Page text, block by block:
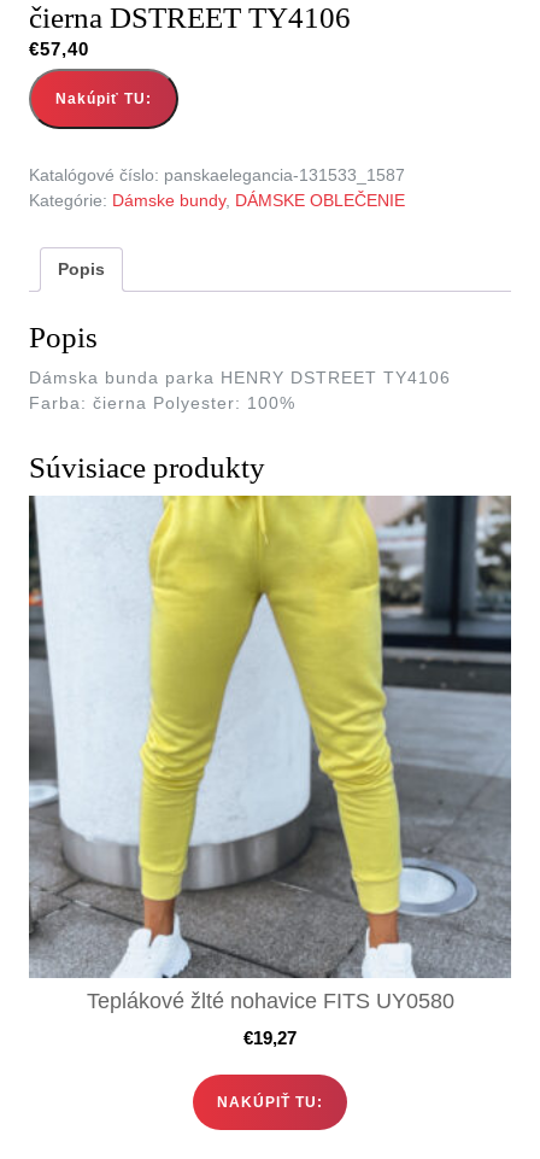
čierna DSTREET TY4106
€57,40
Nakúpiť TU:
Katalógové číslo: panskaelegancia-131533_1587
Kategórie: Dámske bundy, DÁMSKE OBLEČENIE
Popis
Popis
Dámska bunda parka HENRY DSTREET TY4106
Farba: čierna Polyester: 100%
Súvisiace produkty
Teplákové žlté nohavice FITS UY0580
€19,27
NAKÚPIŤ TU: